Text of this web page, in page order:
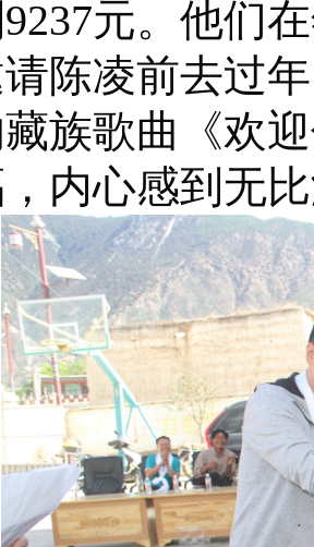
元。他们
陈凌前去过
族歌曲《欢
内心感到无